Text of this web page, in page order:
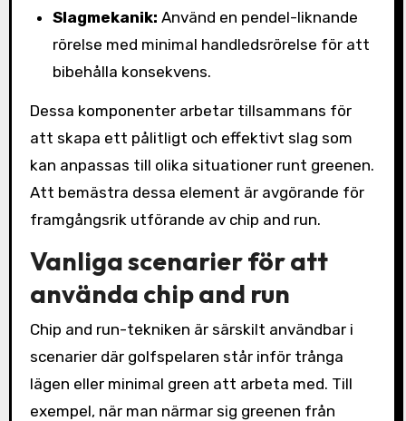
Slagmekanik: Använd en pendel-liknande
rörelse med minimal handledsrörelse för att
bibehålla konsekvens.
Dessa komponenter arbetar tillsammans för
att skapa ett pålitligt och effektivt slag som
kan anpassas till olika situationer runt greenen.
Att bemästra dessa element är avgörande för
framgångsrik utförande av chip and run.
Vanliga scenarier för att
använda chip and run
Chip and run-tekniken är särskilt användbar i
scenarier där golfspelaren står inför trånga
lägen eller minimal green att arbeta med. Till
exempel, när man närmar sig greenen från